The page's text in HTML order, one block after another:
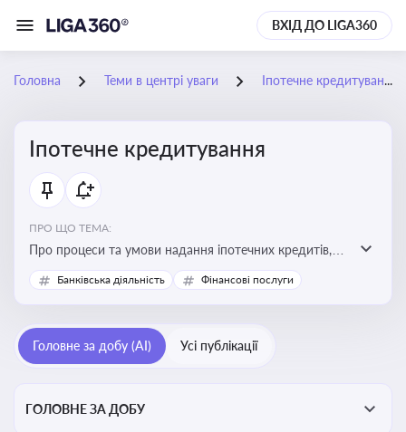
ВХІД ДО LIGA360
Головна Теми в центрі уваги Іпотечне кредитування
Іпотечне кредитування
ПРО ЩО ТЕМА:
Про процеси та умови надання іпотечних кредитів,
зміни у законодавстві та тенденції на ринку житла
Банківська діяльність Фінансові послуги
Головне за добу (AI) Усі публікації
ГОЛОВНЕ ЗА ДОБУ